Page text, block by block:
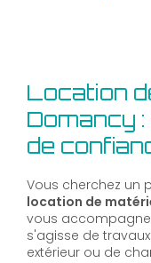
Location
Domancy
de
Vous cherchez un
location de
vous
s'agisse de
extérieur ou de